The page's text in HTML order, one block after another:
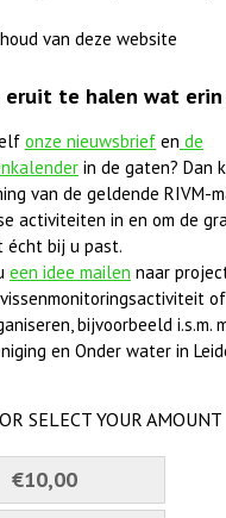
van deze website
eruit te halen wat
onze nieuwsbrief en de
in de gaten? Dan
van de geldende RIVM-
activiteiten in en om de
écht bij u past.
een idee mailen naar
bijvoorbeeld i.s.m.
en Onder water in
SELECT YOUR AMOUNT
€10,00